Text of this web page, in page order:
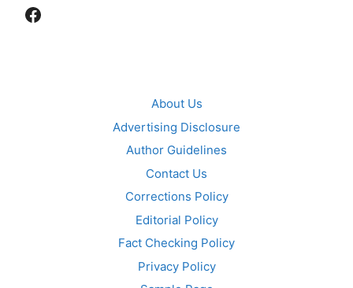
Facebook
About Us
Advertising Disclosure
Author Guidelines
Contact Us
Corrections Policy
Editorial Policy
Fact Checking Policy
Privacy Policy